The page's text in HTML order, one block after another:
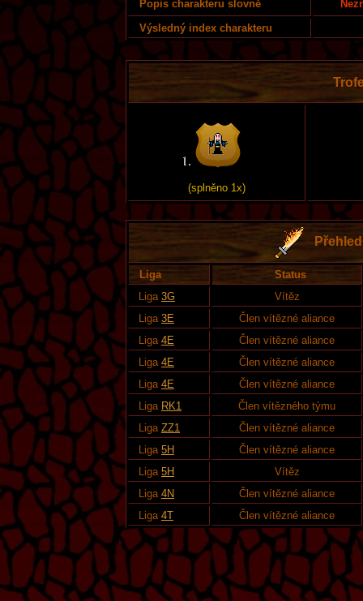
Popis charakteru slovně
Výsledný index charakteru
(splněno 1x)
Liga
Status
Liga 3G
Vítěz
Liga 3E
Člen vítězné aliance
Liga 4E
Člen vítězné aliance
Liga 4E
Člen vítězné aliance
Liga 4E
Člen vítězné aliance
Liga RK1
Člen vítězného týmu
Liga ZZ1
Člen vítězné aliance
Liga 5H
Člen vítězné aliance
Liga 5H
Vítěz
Liga 4N
Člen vítězné aliance
Liga 4T Člen vítězné aliance